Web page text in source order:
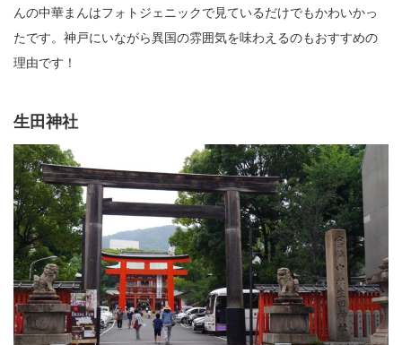
んの中華まんはフォトジェニックで見ているだけでもかわいかっ
たです。神戸にいながら異国の雰囲気を味わえるのもおすすめの
理由です！
生田神社